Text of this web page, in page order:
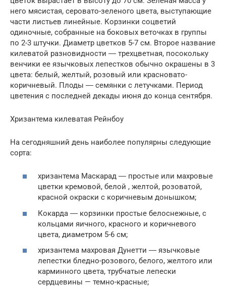
него мясистая, серовато-зеленого цвета, выступающие
части листьев линейные. Корзинки соцветий
одиночные, собранные на боковых веточках в группы
по 2-3 штучки. Диаметр цветков 5-7 см. Второе название
килеватой разновидности ― трехцветная, посокольку
венчики ее язычковых лепестков обычно окрашены в 3
цвета: белый, желтый, розовый или красновато-
коричневый. Плоды ― семянки с летучками. Период
цветения с последней декады июня до конца сентября.
Хризантема килеватая Рейнбоу
На сегодняшний день наиболее популярны следующие
сорта:
хризантема Маскарад ― простые или махровые
цветки кремовой, белой , желтой, розоватой,
красной окраски с коричневым донышком;
Кокарда ― корзинки простые белоснежные, с
кольцами яичного, красного и коричневого
цвета, диаметром 5-6 см;
хризантема махровая Дунетти ― язычковые
лепестки бледно-розового, белого, желтого или
карминного цвета, трубчатые лепески
сердцевины — темно-красные;